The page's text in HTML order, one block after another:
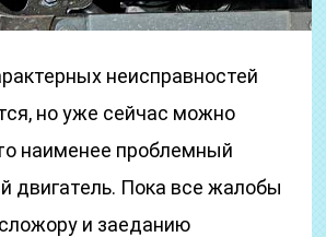
неисправностей
но уже сейчас можно
наименее проблемный
двигатель. Пока все жалобы
и заеданию